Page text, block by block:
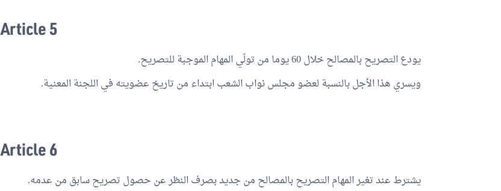
Article 5
يودع التصريح بالمصالح خلال 60 يوما من تولّي المهام الموجبة للتصريح.
ويسري هذا الأجل بالنسبة لعضو مجلس نواب الشعب ابتداء من تاريخ عضويته في اللجنة المعنية.
Article 6
يشترط عند تغير المهام التصريح بالمصالح من جديد بصرف النظر عن حصول تصريح سابق من عدمه.